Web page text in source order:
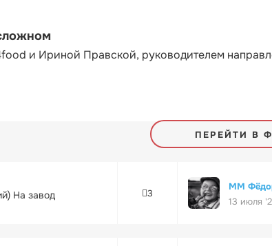
и Ириной Правской, руководителем
ПЕРЕЙТИ В
На завод
3
ММ
13 июля